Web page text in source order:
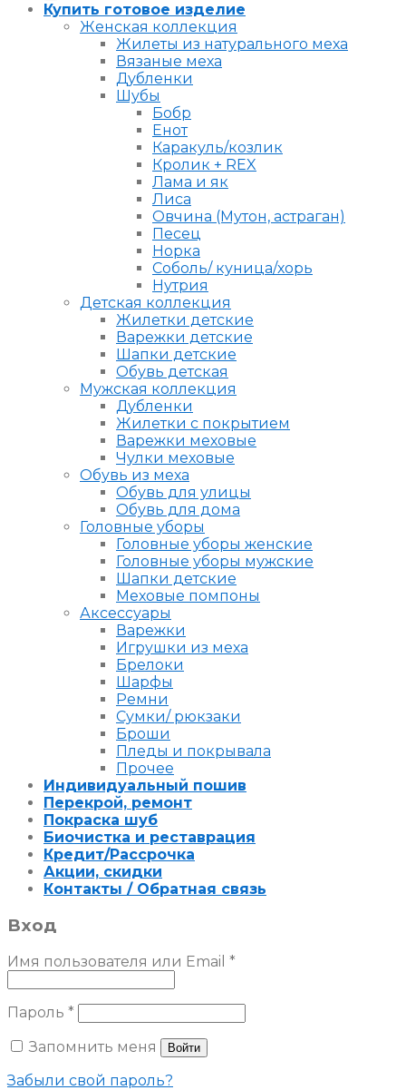
Купить готовое изделие
Женская коллекция
Жилеты из натурального меха
Вязаные меха
Дубленки
Шубы
Бобр
Енот
Каракуль/козлик
Кролик + REX
Лама и як
Лиса
Овчина (Мутон, астраган)
Песец
Норка
Соболь/ куница/хорь
Нутрия
Детская коллекция
Жилетки детские
Варежки детские
Шапки детские
Обувь детская
Мужская коллекция
Дубленки
Жилетки с покрытием
Варежки меховые
Чулки меховые
Обувь из меха
Обувь для улицы
Обувь для дома
Головные уборы
Головные уборы женские
Головные уборы мужские
Шапки детские
Меховые помпоны
Аксессуары
Варежки
Игрушки из меха
Брелоки
Шарфы
Ремни
Сумки/ рюкзаки
Броши
Пледы и покрывала
Прочее
Индивидуальный пошив
Перекрой, ремонт
Покраска шуб
Биочистка и реставрация
Кредит/Рассрочка
Акции, скидки
Контакты / Обратная связь
Вход
Имя пользователя или Email *
Пароль *
Запомнить меня
Войти
Забыли свой пароль?